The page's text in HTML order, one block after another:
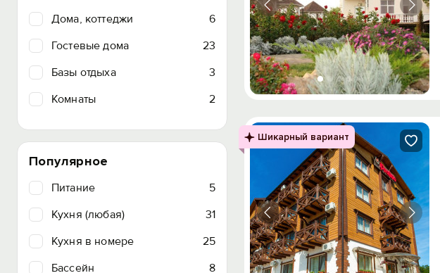
Дома, коттеджи
6
Гостевые дома
23
Базы отдыха
3
Комнаты
2
Популярное
Питание
5
Кухня (любая)
31
Кухня в номере
25
Бассейн
8
Шикарный вариант